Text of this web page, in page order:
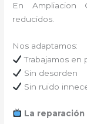
En Ampliacion
reducidos.
Nos adaptamos:
Trabajamos en
Sin desorden
Sin ruido
La